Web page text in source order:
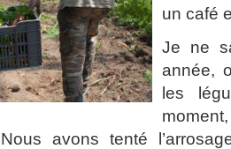
un café
Je ne
année,
les
avons tenté